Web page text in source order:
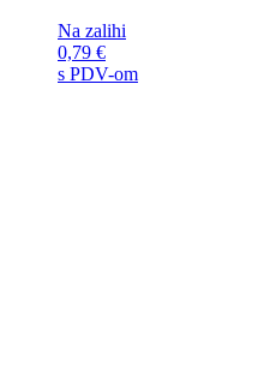
Na zalihi
0,79 €
s PDV-om